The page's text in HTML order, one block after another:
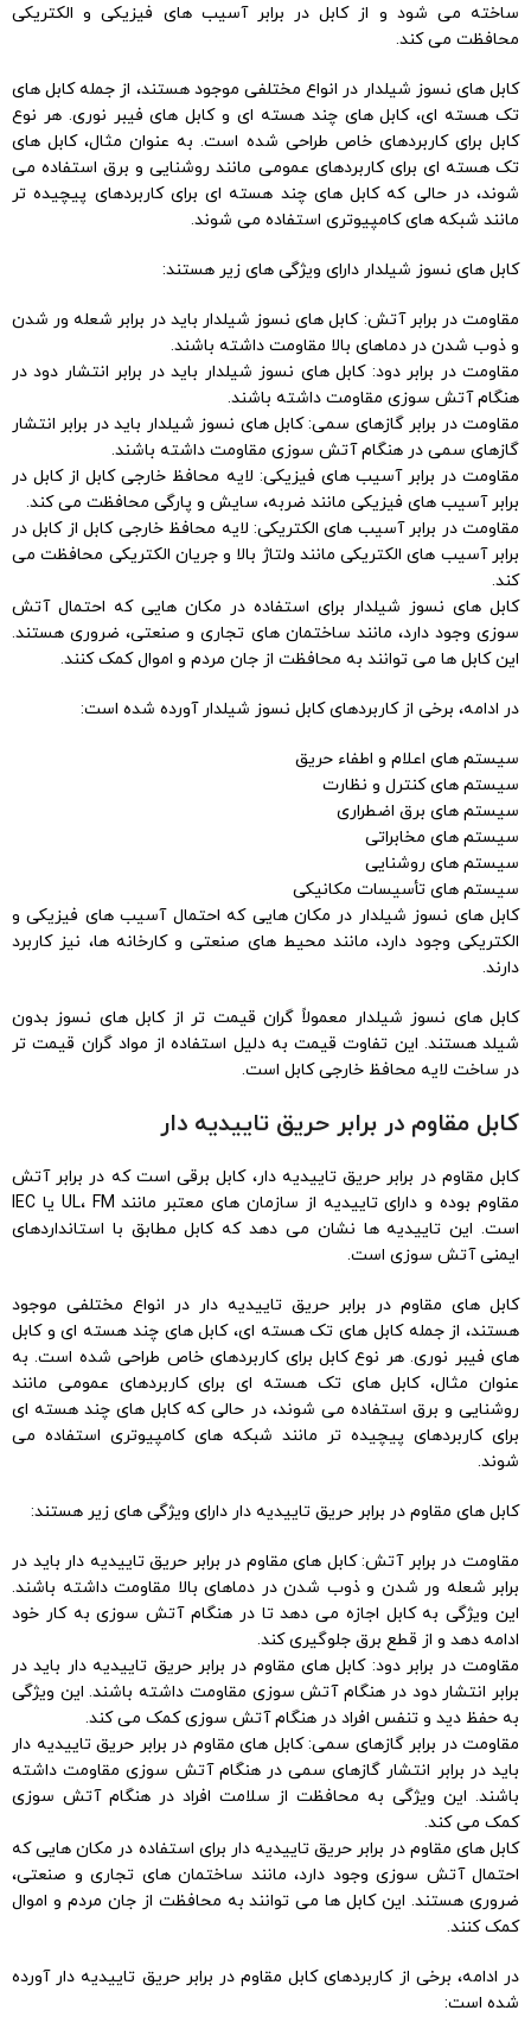
ساخته می شود و از کابل در برابر آسیب های فیزیکی و الکتریکی
محافظت می کند.
کابل های نسوز شیلدار در انواع مختلفی موجود هستند، از جمله کابل های
تک هسته ای، کابل های چند هسته ای و کابل های فیبر نوری. هر نوع
کابل برای کاربردهای خاص طراحی شده است. به عنوان مثال، کابل های
تک هسته ای برای کاربردهای عمومی مانند روشنایی و برق استفاده می
شوند، در حالی که کابل های چند هسته ای برای کاربردهای پیچیده تر
مانند شبکه های کامپیوتری استفاده می شوند.
کابل های نسوز شیلدار دارای ویژگی های زیر هستند:
مقاومت در برابر آتش: کابل های نسوز شیلدار باید در برابر شعله ور شدن
و ذوب شدن در دماهای بالا مقاومت داشته باشند.
مقاومت در برابر دود: کابل های نسوز شیلدار باید در برابر انتشار دود در
هنگام آتش سوزی مقاومت داشته باشند.
مقاومت در برابر گازهای سمی: کابل های نسوز شیلدار باید در برابر انتشار
گازهای سمی در هنگام آتش سوزی مقاومت داشته باشند.
مقاومت در برابر آسیب های فیزیکی: لایه محافظ خارجی کابل از کابل در
برابر آسیب های فیزیکی مانند ضربه، سایش و پارگی محافظت می کند.
مقاومت در برابر آسیب های الکتریکی: لایه محافظ خارجی کابل از کابل در
برابر آسیب های الکتریکی مانند ولتاژ بالا و جریان الکتریکی محافظت می
کند.
کابل های نسوز شیلدار برای استفاده در مکان هایی که احتمال آتش
سوزی وجود دارد، مانند ساختمان های تجاری و صنعتی، ضروری هستند.
این کابل ها می توانند به محافظت از جان مردم و اموال کمک کنند.
در ادامه، برخی از کاربردهای کابل نسوز شیلدار آورده شده است:
سیستم های اعلام و اطفاء حریق
سیستم های کنترل و نظارت
سیستم های برق اضطراری
سیستم های مخابراتی
سیستم های روشنایی
سیستم های تأسیسات مکانیکی
کابل های نسوز شیلدار در مکان هایی که احتمال آسیب های فیزیکی و
الکتریکی وجود دارد، مانند محیط های صنعتی و کارخانه ها، نیز کاربرد
دارند.
کابل های نسوز شیلدار معمولاً گران قیمت تر از کابل های نسوز بدون
شیلد هستند. این تفاوت قیمت به دلیل استفاده از مواد گران قیمت تر
در ساخت لایه محافظ خارجی کابل است.
کابل مقاوم در برابر حریق تاییدیه دار
کابل مقاوم در برابر حریق تاییدیه دار، کابل برقی است که در برابر آتش
مقاوم بوده و دارای تاییدیه از سازمان های معتبر مانند UL، FM یا IEC
است. این تاییدیه ها نشان می دهد که کابل مطابق با استانداردهای
ایمنی آتش سوزی است.
کابل های مقاوم در برابر حریق تاییدیه دار در انواع مختلفی موجود
هستند، از جمله کابل های تک هسته ای، کابل های چند هسته ای و کابل
های فیبر نوری. هر نوع کابل برای کاربردهای خاص طراحی شده است. به
عنوان مثال، کابل های تک هسته ای برای کاربردهای عمومی مانند
روشنایی و برق استفاده می شوند، در حالی که کابل های چند هسته ای
برای کاربردهای پیچیده تر مانند شبکه های کامپیوتری استفاده می
شوند.
کابل های مقاوم در برابر حریق تاییدیه دار دارای ویژگی های زیر هستند:
مقاومت در برابر آتش: کابل های مقاوم در برابر حریق تاییدیه دار باید در
برابر شعله ور شدن و ذوب شدن در دماهای بالا مقاومت داشته باشند.
این ویژگی به کابل اجازه می دهد تا در هنگام آتش سوزی به کار خود
ادامه دهد و از قطع برق جلوگیری کند.
مقاومت در برابر دود: کابل های مقاوم در برابر حریق تاییدیه دار باید در
برابر انتشار دود در هنگام آتش سوزی مقاومت داشته باشند. این ویژگی
به حفظ دید و تنفس افراد در هنگام آتش سوزی کمک می کند.
مقاومت در برابر گازهای سمی: کابل های مقاوم در برابر حریق تاییدیه دار
باید در برابر انتشار گازهای سمی در هنگام آتش سوزی مقاومت داشته
باشند. این ویژگی به محافظت از سلامت افراد در هنگام آتش سوزی
کمک می کند.
کابل های مقاوم در برابر حریق تاییدیه دار برای استفاده در مکان هایی که
احتمال آتش سوزی وجود دارد، مانند ساختمان های تجاری و صنعتی،
ضروری هستند. این کابل ها می توانند به محافظت از جان مردم و اموال
کمک کنند.
در ادامه، برخی از کاربردهای کابل مقاوم در برابر حریق تاییدیه دار آورده
شده است: